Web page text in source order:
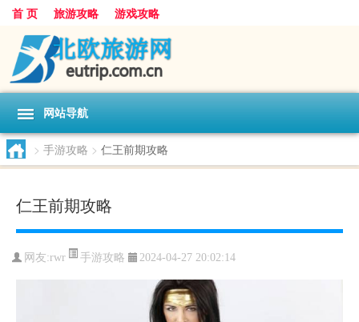
首 页 旅游攻略 游戏攻略
网站导航
> 手游攻略 > 仁王前期攻略
仁王前期攻略
网友:rwr 手游攻略 2024-04-27 20:02:14